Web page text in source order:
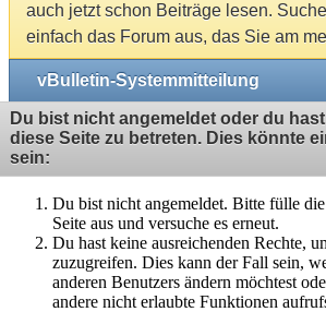
auch jetzt schon Beiträge lesen.
einfach das Forum aus, das Sie am
vBulletin-Systemmitteilung
Du bist nicht angemeldet oder du
diese Seite zu betreten. Dies könnte
sein:
Du bist nicht angemeldet. Bitte fülle
Seite aus und versuche es erneut.
Du hast keine ausreichenden Rechte,
zuzugreifen. Dies kann der Fall sein,
anderen Benutzers ändern möchtest
andere nicht erlaubte Funktionen